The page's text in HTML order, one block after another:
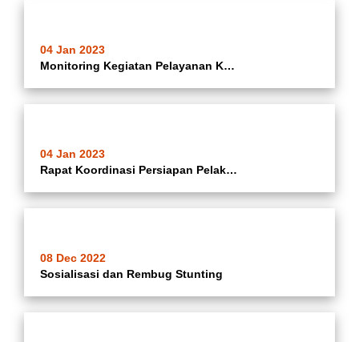
04 Jan 2023
Monitoring Kegiatan Pelayanan Kesehatan Masyarakat (Posbindu
04 Jan 2023
Rapat Koordinasi Persiapan Pelaksanaan Itsbat Nikah Tahun 2023
08 Dec 2022
Sosialisasi dan Rembug Stunting